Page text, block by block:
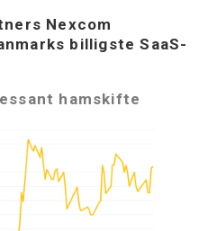
Nexcom
billigste SaaS-
hamskifte